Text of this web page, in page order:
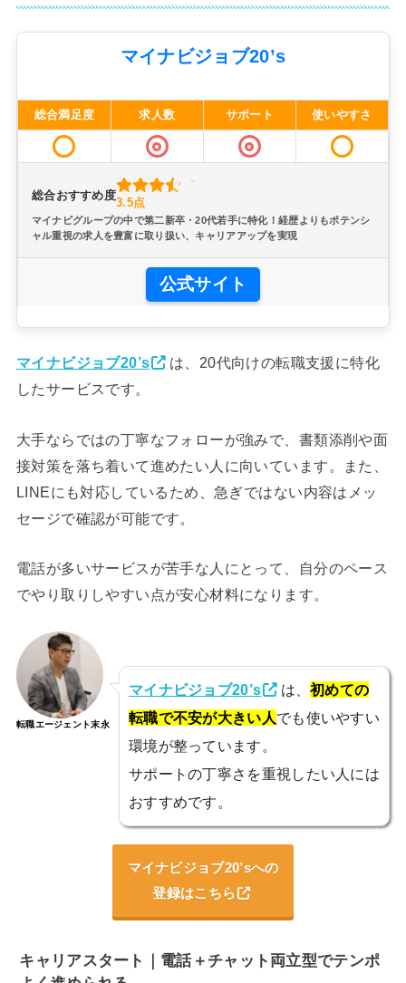
マイナビジョブ20’s
総合満足度 求人数 サポート 使いやすさ
総合おすすめ度
3.5点
マイナビグループの中で第二新卒・20代若手に特化！経歴よりもポテンシ
ャル重視の求人を豊富に取り扱い、キャリアアップを実現
公式サイト
マイナビジョブ20’s
は、20代向けの転職支援に特化
したサービスです。
大手ならではの丁寧なフォローが強みで、書類添削や面
接対策を落ち着いて進めたい人に向いています。また、
LINEにも対応しているため、急ぎではない内容はメッ
セージで確認が可能です。
電話が多いサービスが苦手な人にとって、自分のペース
でやり取りしやすい点が安心材料になります。
転職エージェント末永
マイナビジョブ20’s は、初めての
転職で不安が大きい人でも使いやすい
環境が整っています。
サポートの丁寧さを重視したい人には
おすすめです。
マイナビジョブ20’sへの
登録はこちら
キャリアスタート｜電話＋チャット両立型でテンポ